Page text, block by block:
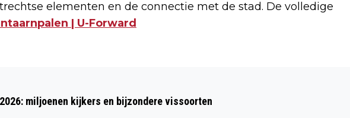
elementen en de connectie met de stad. De volledige
| U-Forward
MEER
INVLOED
miljoenen kijkers en bijzondere vissoorten